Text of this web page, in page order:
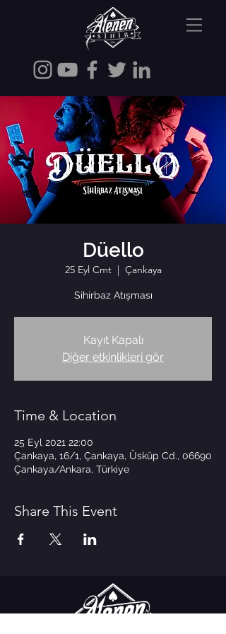
Düello
25 Eyl Cmt
  |
Çankaya
Sihirbaz Atışması
Kayıt Kapalı
Diğer etkinlikleri gör
Time & Location
25 Eyl 2021 22:00
Çankaya, 16/1, Çankaya, Üsküp Cd., 06690
Çankaya/Ankara, Türkiye
Share This Event